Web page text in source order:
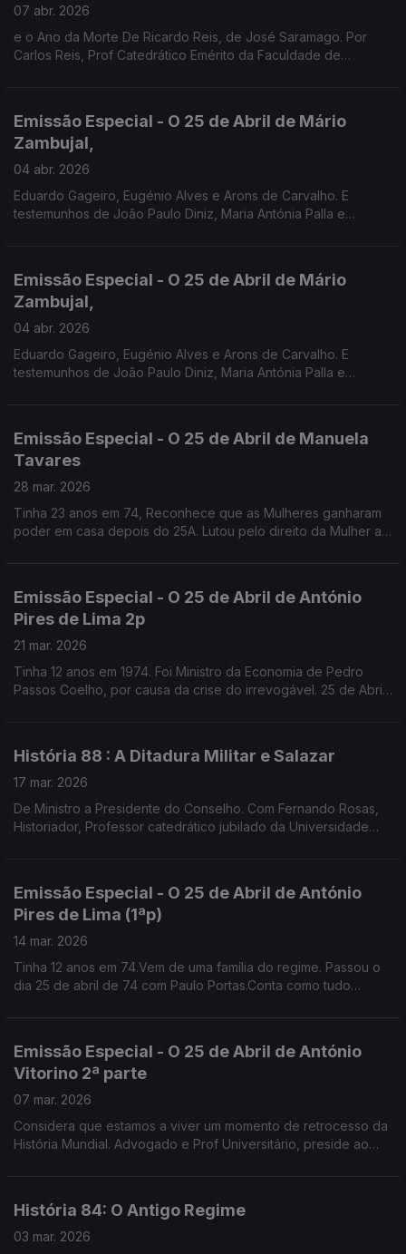
07 abr. 2026
e o Ano da Morte De Ricardo Reis, de José Saramago. Por
Carlos Reis, Prof Catedrático Emérito da Faculdade de
Emissão Especial - O 25 de Abril de Mário
Zambujal,
04 abr. 2026
Eduardo Gageiro, Eugénio Alves e Arons de Carvalho. E
testemunhos de João Paulo Diniz, Maria Antónia Palla e
Emissão Especial - O 25 de Abril de Mário
Zambujal,
04 abr. 2026
Eduardo Gageiro, Eugénio Alves e Arons de Carvalho. E
testemunhos de João Paulo Diniz, Maria Antónia Palla e
Emissão Especial - O 25 de Abril de Manuela
Tavares
28 mar. 2026
Tinha 23 anos em 74, Reconhece que as Mulheres ganharam
poder em casa depois do 25A. Lutou pelo direito da Mulher ao
Emissão Especial - O 25 de Abril de António
Pires de Lima 2p
21 mar. 2026
Tinha 12 anos em 1974. Foi Ministro da Economia de Pedro
Passos Coelho, por causa da crise do irrevogável. 25 de Abril
História 88 : A Ditadura Militar e Salazar
17 mar. 2026
De Ministro a Presidente do Conselho. Com Fernando Rosas,
Historiador, Professor catedrático jubilado da Universidade
Emissão Especial - O 25 de Abril de António
Pires de Lima (1ªp)
14 mar. 2026
Tinha 12 anos em 74.Vem de uma família do regime. Passou o
dia 25 de abril de 74 com Paulo Portas.Conta como tudo
Emissão Especial - O 25 de Abril de António
Vitorino 2ª parte
07 mar. 2026
Considera que estamos a viver um momento de retrocesso da
História Mundial. Advogado e Prof Universitário, preside ao
História 84: O Antigo Regime
03 mar. 2026